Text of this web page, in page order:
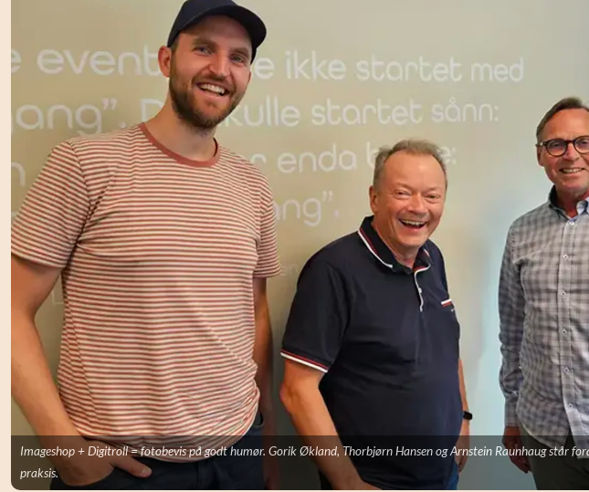
Imageshop + Digitroll = fotobevis på godt humør. Gorik Økland, Thorbjørn Hansen og Arnstein Raunhaug står
praksis.